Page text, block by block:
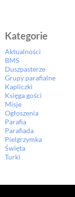
Kategorie
Aktualności
BMS
Duszpasterze
Grupy parafialne
Kapliczki
Księga gości
Misje
Ogłoszenia
Parafia
Parafiada
Pielgrzymka
Święta
Turki